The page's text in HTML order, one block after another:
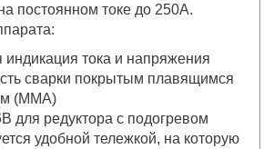
постоянном токе до 250А.
тока и напряжения
сварки покрытым плавящимся
(ММА)
для редуктора с подогревом
удобной тележкой, на которую